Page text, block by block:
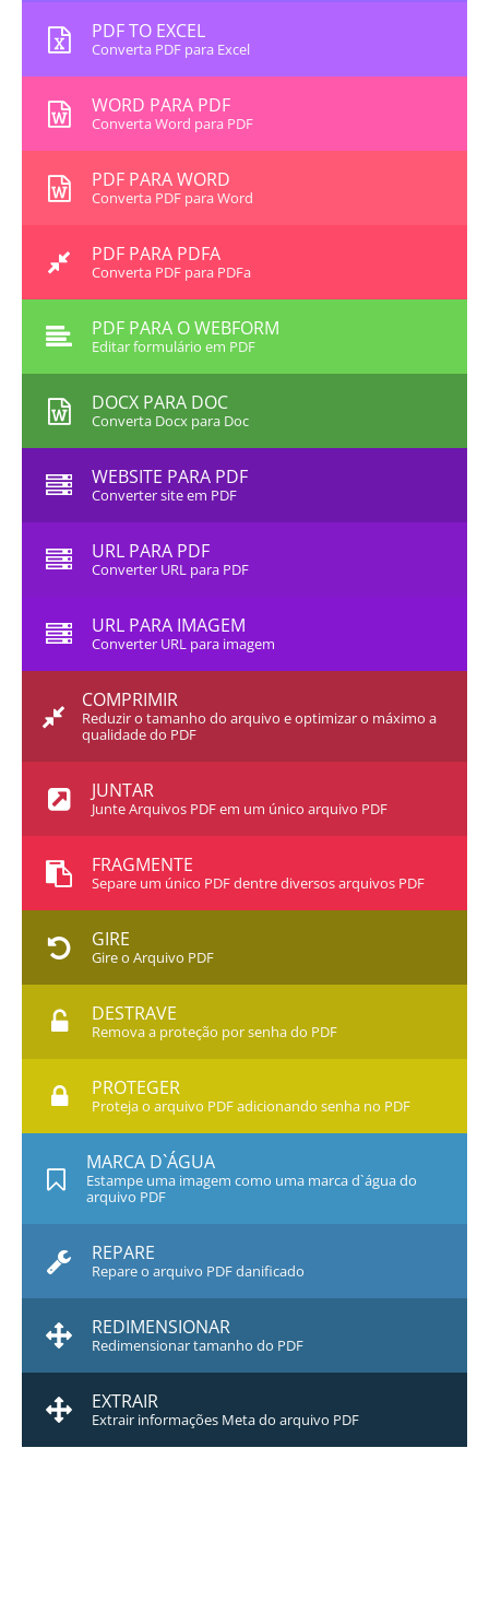
PDF TO EXCEL
Converta PDF para Excel
WORD PARA PDF
Converta Word para PDF
PDF PARA WORD
Converta PDF para Word
PDF PARA PDFA
Converta PDF para PDFa
PDF PARA O WEBFORM
Editar formulário em PDF
DOCX PARA DOC
Converta Docx para Doc
WEBSITE PARA PDF
Converter site em PDF
URL PARA PDF
Converter URL para PDF
URL PARA IMAGEM
Converter URL para imagem
COMPRIMIR
Reduzir o tamanho do arquivo e optimizar o máximo a
qualidade do PDF
JUNTAR
Junte Arquivos PDF em um único arquivo PDF
FRAGMENTE
Separe um único PDF dentre diversos arquivos PDF
GIRE
Gire o Arquivo PDF
DESTRAVE
Remova a proteção por senha do PDF
PROTEGER
Proteja o arquivo PDF adicionando senha no PDF
MARCA D`ÁGUA
Estampe uma imagem como uma marca d`água do
arquivo PDF
REPARE
Repare o arquivo PDF danificado
REDIMENSIONAR
Redimensionar tamanho do PDF
EXTRAIR
Extrair informações Meta do arquivo PDF